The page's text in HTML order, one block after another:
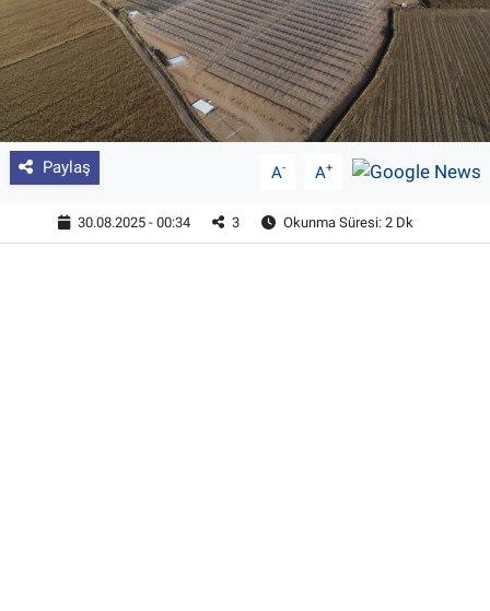
Paylaş A- A+
30.08.2025 - 00:34 3 Okunma Süresi: 2 Dk
Dünyada Tarım
Üretici Birlikleri
Şeker ve Şekerli Mamüller
Tohum